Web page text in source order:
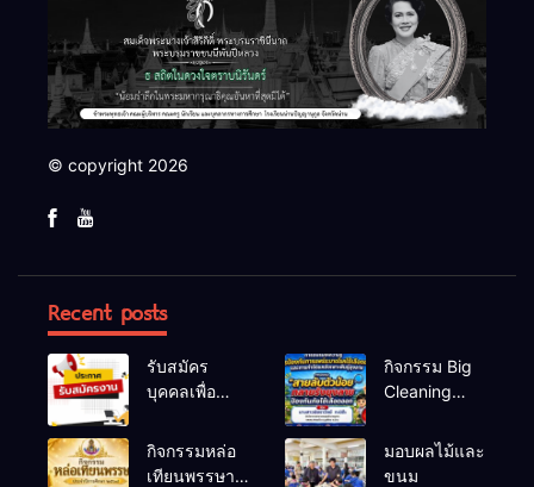
© copyright 2026
Recent posts
รับสมัคร
บุคคลเพื่อ
เลือกสรรเป็น
พนักงาน
กิจกรรม Big
Cleaning
ป้องกันโรคไข้
กิจกรรมหล่อ
เทียนพรรษา
มอบผลไม้และ
ขนม